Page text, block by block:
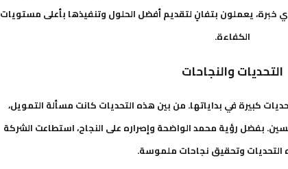
يعملون بتفانٍ لتقديم أفضل الحلول وتنفيذها بأعلى مستويات
الكفاءة.
التحديات والنجاحات
كبيرة في بداياتها. من بين هذه التحديات كانت مسألة التمويل،
بفضل رؤية محمد الواضحة وإصراره على النجاح، استطاعت الشركة
التحديات وتحقيق نجاحات ملموسة.